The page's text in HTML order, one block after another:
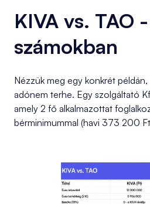
KIVA vs. TAO
számokban
Nézzük meg egy konkrét
adónem terhe. Egy szolgáltató
amely 2 fő alkalmazottat
bérminimummal (havi 373 200